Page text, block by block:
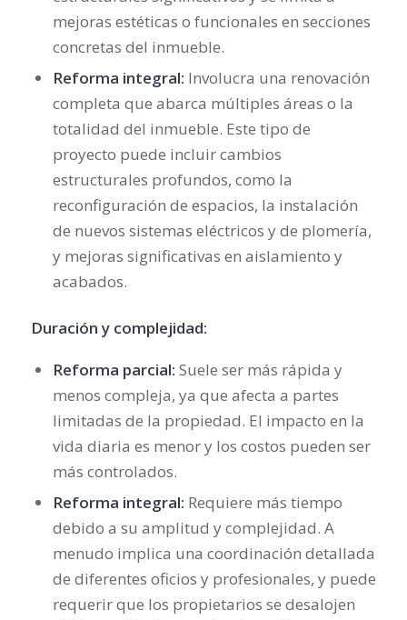
mejoras estéticas o funcionales en secciones
concretas del inmueble.
Reforma integral: Involucra una renovación
completa que abarca múltiples áreas o la
totalidad del inmueble. Este tipo de
proyecto puede incluir cambios
estructurales profundos, como la
reconfiguración de espacios, la instalación
de nuevos sistemas eléctricos y de plomería,
y mejoras significativas en aislamiento y
acabados.
Duración y complejidad:
Reforma parcial: Suele ser más rápida y
menos compleja, ya que afecta a partes
limitadas de la propiedad. El impacto en la
vida diaria es menor y los costos pueden ser
más controlados.
Reforma integral: Requiere más tiempo
debido a su amplitud y complejidad. A
menudo implica una coordinación detallada
de diferentes oficios y profesionales, y puede
requerir que los propietarios se desalojen